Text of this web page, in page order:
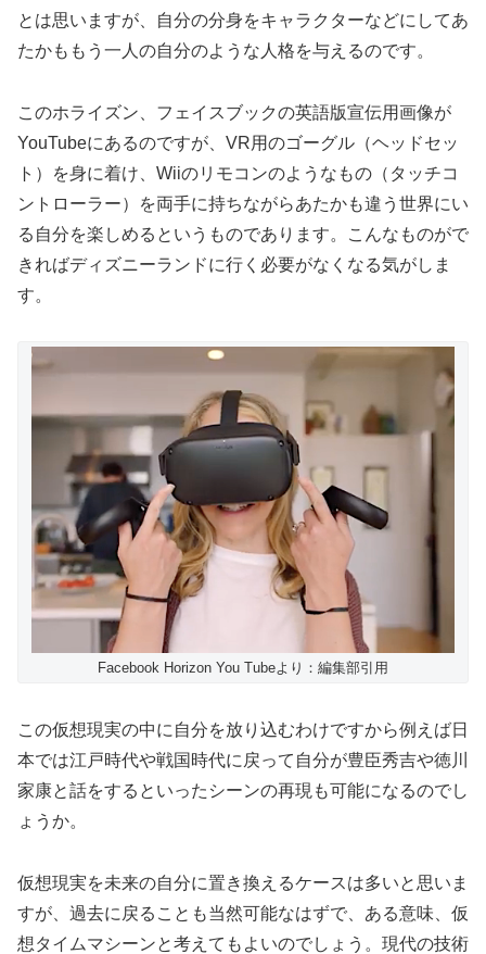
とは思いますが、自分の分身をキャラクターなどにしてあ
たかももう一人の自分のような人格を与えるのです。
このホライズン、フェイスブックの英語版宣伝用画像が
YouTubeにあるのですが、VR用のゴーグル（ヘッドセッ
ト）を身に着け、Wiiのリモコンのようなもの（タッチコ
ントローラー）を両手に持ちながらあたかも違う世界にい
る自分を楽しめるというものであります。こんなものがで
きればディズニーランドに行く必要がなくなる気がしま
す。
Facebook Horizon You Tubeより：編集部引用
この仮想現実の中に自分を放り込むわけですから例えば日
本では江戸時代や戦国時代に戻って自分が豊臣秀吉や徳川
家康と話をするといったシーンの再現も可能になるのでし
ょうか。
仮想現実を未来の自分に置き換えるケースは多いと思いま
すが、過去に戻ることも当然可能なはずで、ある意味、仮
想タイムマシーンと考えてもよいのでしょう。現代の技術